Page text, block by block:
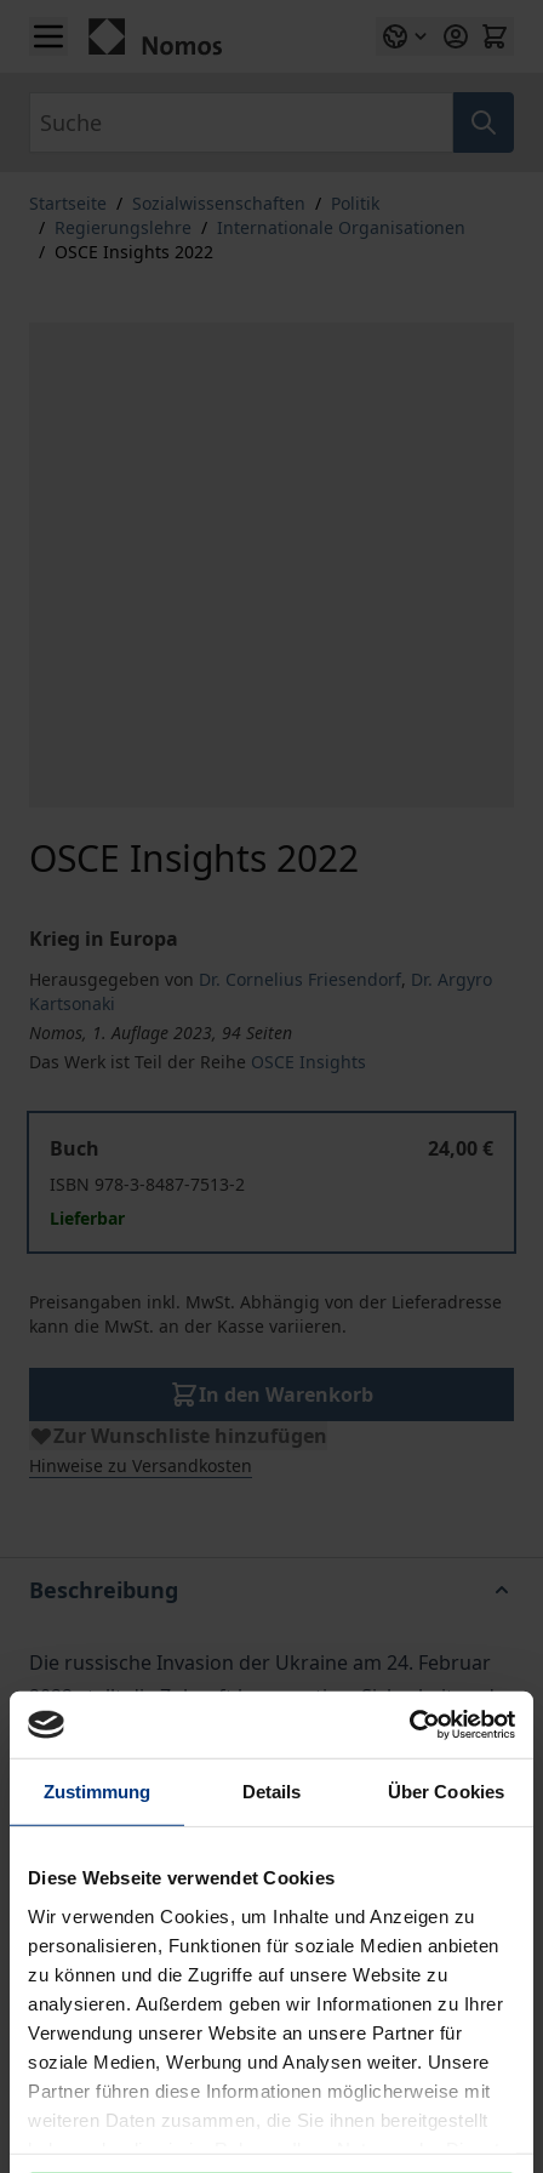
Zustimmung Details Über Cookies
Diese Webseite verwendet Cookies
Wir verwenden Cookies, um Inhalte und Anzeigen zu
personalisieren, Funktionen für soziale Medien anbieten
zu können und die Zugriffe auf unsere Website zu
analysieren. Außerdem geben wir Informationen zu Ihrer
Verwendung unserer Website an unsere Partner für
soziale Medien, Werbung und Analysen weiter. Unsere
Partner führen diese Informationen möglicherweise mit
weiteren Daten zusammen, die Sie ihnen bereitgestellt
Zum Inhalt springen
Startseite / Sozialwissenschaften / Politik
/ Regierungslehre / Internationale Organisationen
/ OSCE Insights 2022
OSCE Insights 2022
Krieg in Europa
Herausgegeben von Dr. Cornelius Friesendorf, Dr. Argyro
Kartsonaki
Nomos, 1. Auflage 2023, 94 Seiten
Das Werk ist Teil der Reihe OSCE Insights
Buch
24,00 €
ISBN 978-3-8487-7513-2
Lieferbar
Preisangaben inkl. MwSt. Abhängig von der Lieferadresse
kann die MwSt. an der Kasse variieren.
In den Warenkorb
Zur Wunschliste hinzufügen
Hinweise zu Versandkosten
Beschreibung
Die russische Invasion der Ukraine am 24. Februar
2022 stellt die Zukunft kooperativer Sicherheit und
das Überleben der OSZE in Frage. Die
Jahrgangsausgabe 2022 von OSCE Insights
untersucht die Folgen des Krieges für die OSZE. Die
Autorinnen und Autoren analysieren Lehren aus der
Geschichte der KSZE/OSZE, die zeigen, wie die
der ein Teilnehmerstaat fundamentale OSZE-
Prinzipien verletzt. Beiträge untersuchen auch, was
die OSZE von anderen internationalen
Organisationen lernen kann, die ähnliche Krisen
erlebt haben. Beiträge untersuchen auch, was die
OSZE von anderen internationalen Organisationen
lernen kann, die ähnliche Krisen erlebt haben.